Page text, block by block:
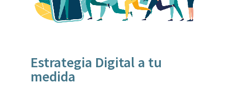
Estrategia Digital a tu
medida